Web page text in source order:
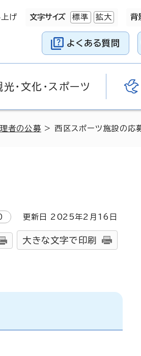
げ 文字サイズ 標準 拡大 背
よくある質問
光・文化・スポーツ
者の公募 > 西区スポーツ施設の応
更新日 2025年2月 16 日
大きな文字で印刷